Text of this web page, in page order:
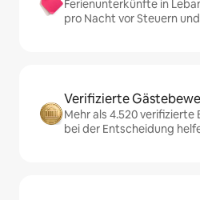
Ferienunterkünfte in
pro Nacht vor Steuern
Verifizierte
Mehr als 4.520
bei der Entscheidung